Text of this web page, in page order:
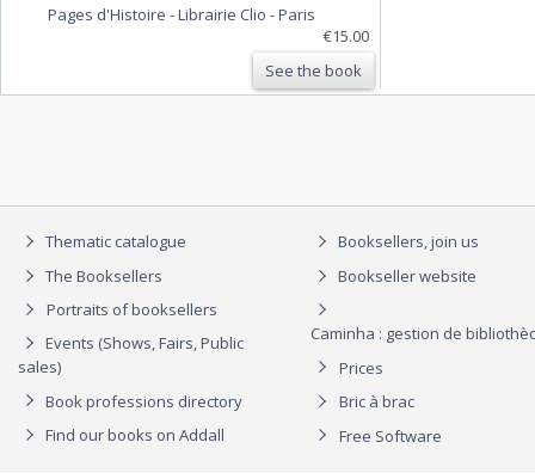
Pages d'Histoire - Librairie Clio -Paris
€15.00
See the book
Thematic catalogue
The Booksellers
Portraits of booksellers
Events (Shows, Fairs, Public
sales)
Book professions directory
Find our books on Addall
Booksellers, join us
Bookseller website
Caminha : gestion de
Prices
Bric à brac
Free Software